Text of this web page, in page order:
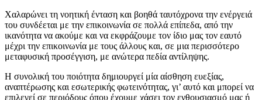
Χαλαρώνει τη νοητική ένταση και βοηθά ταυτόχρονα την ενέργειά
του συνδέεται με την επικοινωνία σε πολλά επίπεδα, από την
ικανότητα να ακούμε και να εκφράζουμε τον ίδιο μας τον εαυτό
μέχρι την επικοινωνία με τους άλλους και, σε μια περισσότερο
μεταφυσική προσέγγιση, με ανώτερα πεδία αντίληψης.
Η συνολική του ποιότητα δημιουργεί μία αίσθηση ευεξίας,
αναπτέρωσης και εσωτερικής φωτεινότητας, γι’ αυτό και μπορεί να
επιλεγεί σε περιόδους όπου έχουμε χάσει τον ενθουσιασμό μας ή